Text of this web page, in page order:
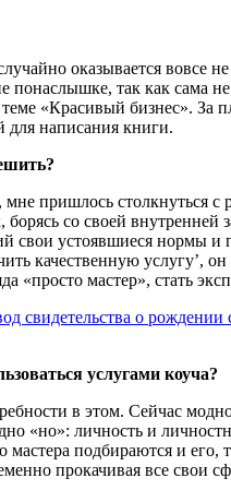
оказывается
понаслышке, так как
«Красивый бизнес».
для написания книги.
пришлось столкнуться
со своей
свои устоявшиеся нормы
качественную услугу’,
мастер», стать
свидетельства о рождении
услугами коуча?
в этом. Сейчас
«но»: личность и
мастера подбираются и
прокачивая все свои